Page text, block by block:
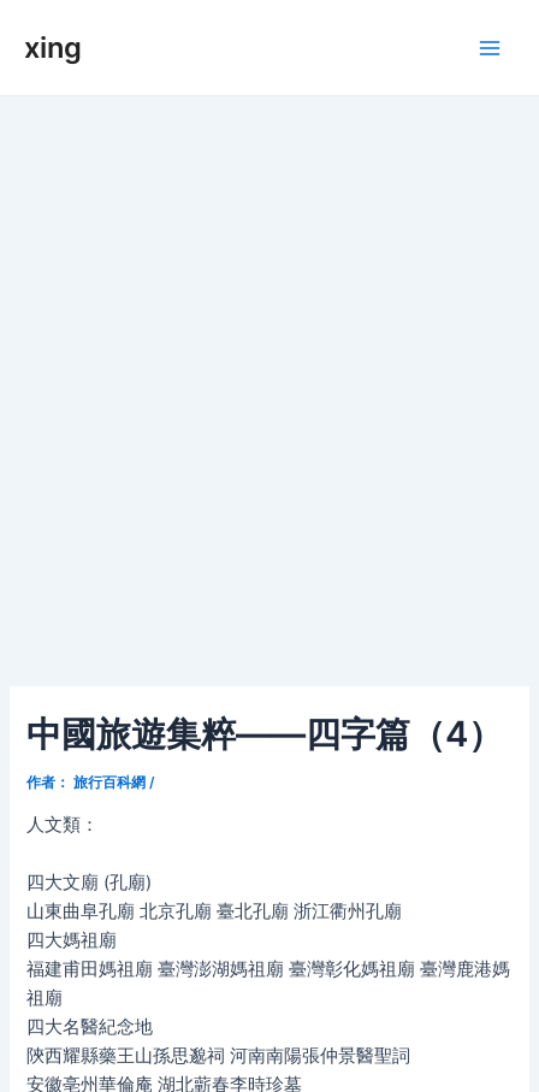
xing
中國旅遊集粹——四字篇（4）
作者： 旅行百科網 /
人文類：
四大文廟 (孔廟)
山東曲阜孔廟 北京孔廟 臺北孔廟 浙江衢州孔廟
四大媽祖廟
福建甫田媽祖廟 臺灣澎湖媽祖廟 臺灣彰化媽祖廟 臺灣鹿港媽
祖廟
四大名醫紀念地
陝西耀縣藥王山孫思邈祠 河南南陽張仲景醫聖詞
安徽亳州華倫庵 湖北蘄春李時珍墓